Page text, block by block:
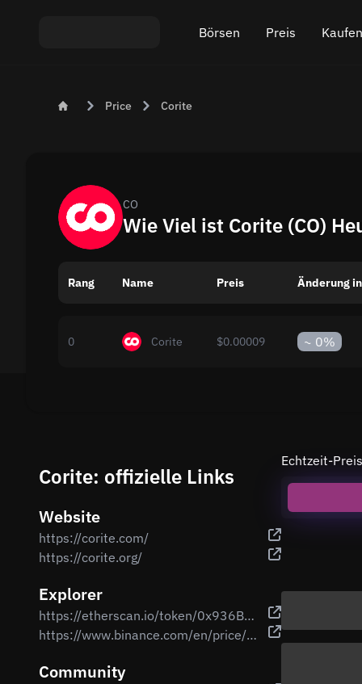
Börsen
Austausch ETH An USDT
Beliebte Börsen
Preis
Price Corite
CO
Wie Viel ist Corite (CO)
Rang Name Preis Änderung
0 Corite $0.00009 ~ 0%
Corite: offizielle Links
Website
https://corite.com/
https://corite.org/
Explorer
https://etherscan.io/token/0x936B6659Ad0C1b244Ba8Efe639092acae30dc8d6
https://www.binance.com/en/price/corite
Community
Echtzeit-